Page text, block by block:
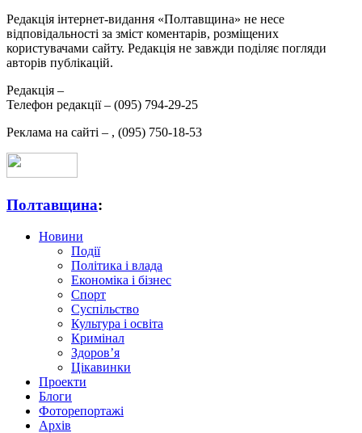
Редакція інтернет-видання «Полтавщина» не несе
відповідальності за зміст коментарів, розміщених
користувачами сайту. Редакція не завжди поділяє погляди
авторів публікацій.
Редакція –
Телефон редакції – (095) 794-29-25
Реклама на сайті – , (095) 750-18-53
Полтавщина:
Новини
Події
Політика і влада
Економіка і бізнес
Спорт
Суспільство
Культура і освіта
Кримінал
Здоров’я
Цікавинки
Проекти
Блоги
Фоторепортажі
Архів